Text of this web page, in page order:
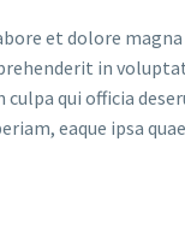
et dolore
in
qui officia
eaque ipsa